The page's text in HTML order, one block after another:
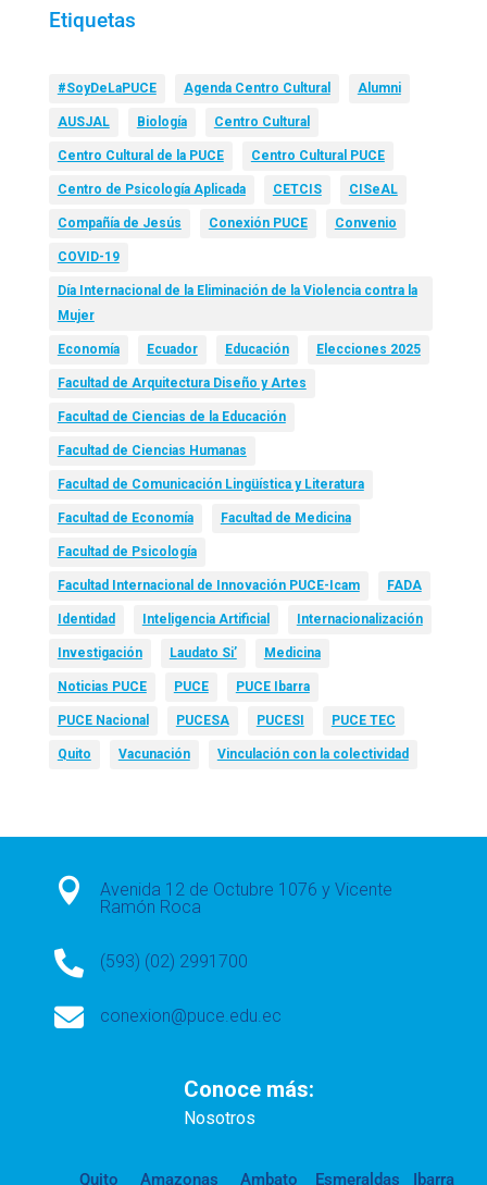
Etiquetas
#SoyDeLaPUCE Agenda Centro Cultural Alumni
AUSJAL Biología Centro Cultural
Centro Cultural de la PUCE Centro Cultural PUCE
Centro de Psicología Aplicada CETCIS CISeAL
Compañía de Jesús Conexión PUCE Convenio
COVID-19
Día Internacional de la Eliminación de la Violencia contra la
Mujer
Economía Ecuador Educación Elecciones 2025
Facultad de Arquitectura Diseño y Artes
Facultad de Ciencias de la Educación
Facultad de Ciencias Humanas
Facultad de Comunicación Lingüística y Literatura
Facultad de Economía Facultad de Medicina
Facultad de Psicología
Facultad Internacional de Innovación PUCE-Icam FADA
Identidad Inteligencia Artificial Internacionalización
Investigación Laudato Si’ Medicina
Noticias PUCE PUCE PUCE Ibarra
PUCE Nacional PUCESA PUCESI PUCE TEC
Quito Vacunación Vinculación con la colectividad

Avenida 12 de Octubre 1076 y Vicente
Ramón Roca
 (593) (02) 2991700
 conexion@puce.edu.ec
Conoce más:
Nosotros
Quito Amazonas Ambato Esmeraldas Ibarra